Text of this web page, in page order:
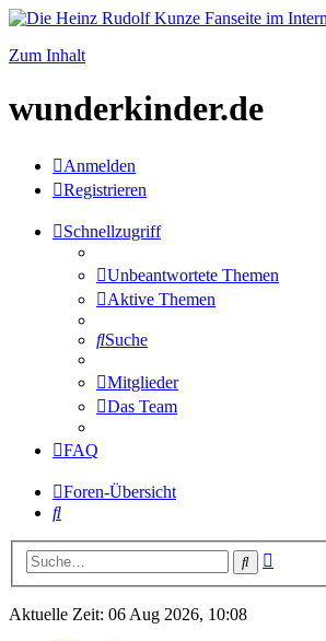
Zum Inhalt
wunderkinder.de
Anmelden
Registrieren
Schnellzugriff
Unbeantwortete Themen
Aktive Themen
Suche
Mitglieder
Das Team
FAQ
Foren-Übersicht
Suche
Suche
Aktuelle Zeit: 06 Aug 2026, 10:08